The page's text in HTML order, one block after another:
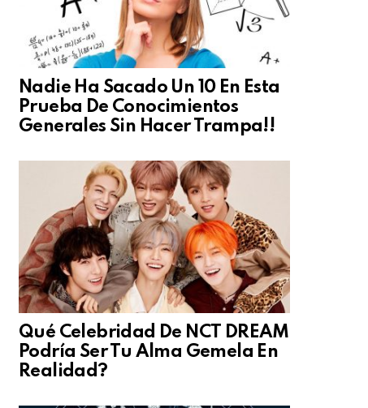
Nadie Ha Sacado Un 10 En Esta
Prueba De Conocimientos
Generales Sin Hacer Trampa!!
Qué Celebridad De NCT DREAM
Podría Ser Tu Alma Gemela En
Realidad?